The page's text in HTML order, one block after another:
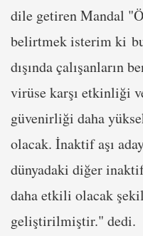
dile getiren Mandal
belirtmek isterim ki
dışında çalışanların
virüse karşı etkinliği
güvenirliği daha
olacak. İnaktif aşı
dünyadaki diğer
daha etkili olacak
geliştirilmiştir." dedi.